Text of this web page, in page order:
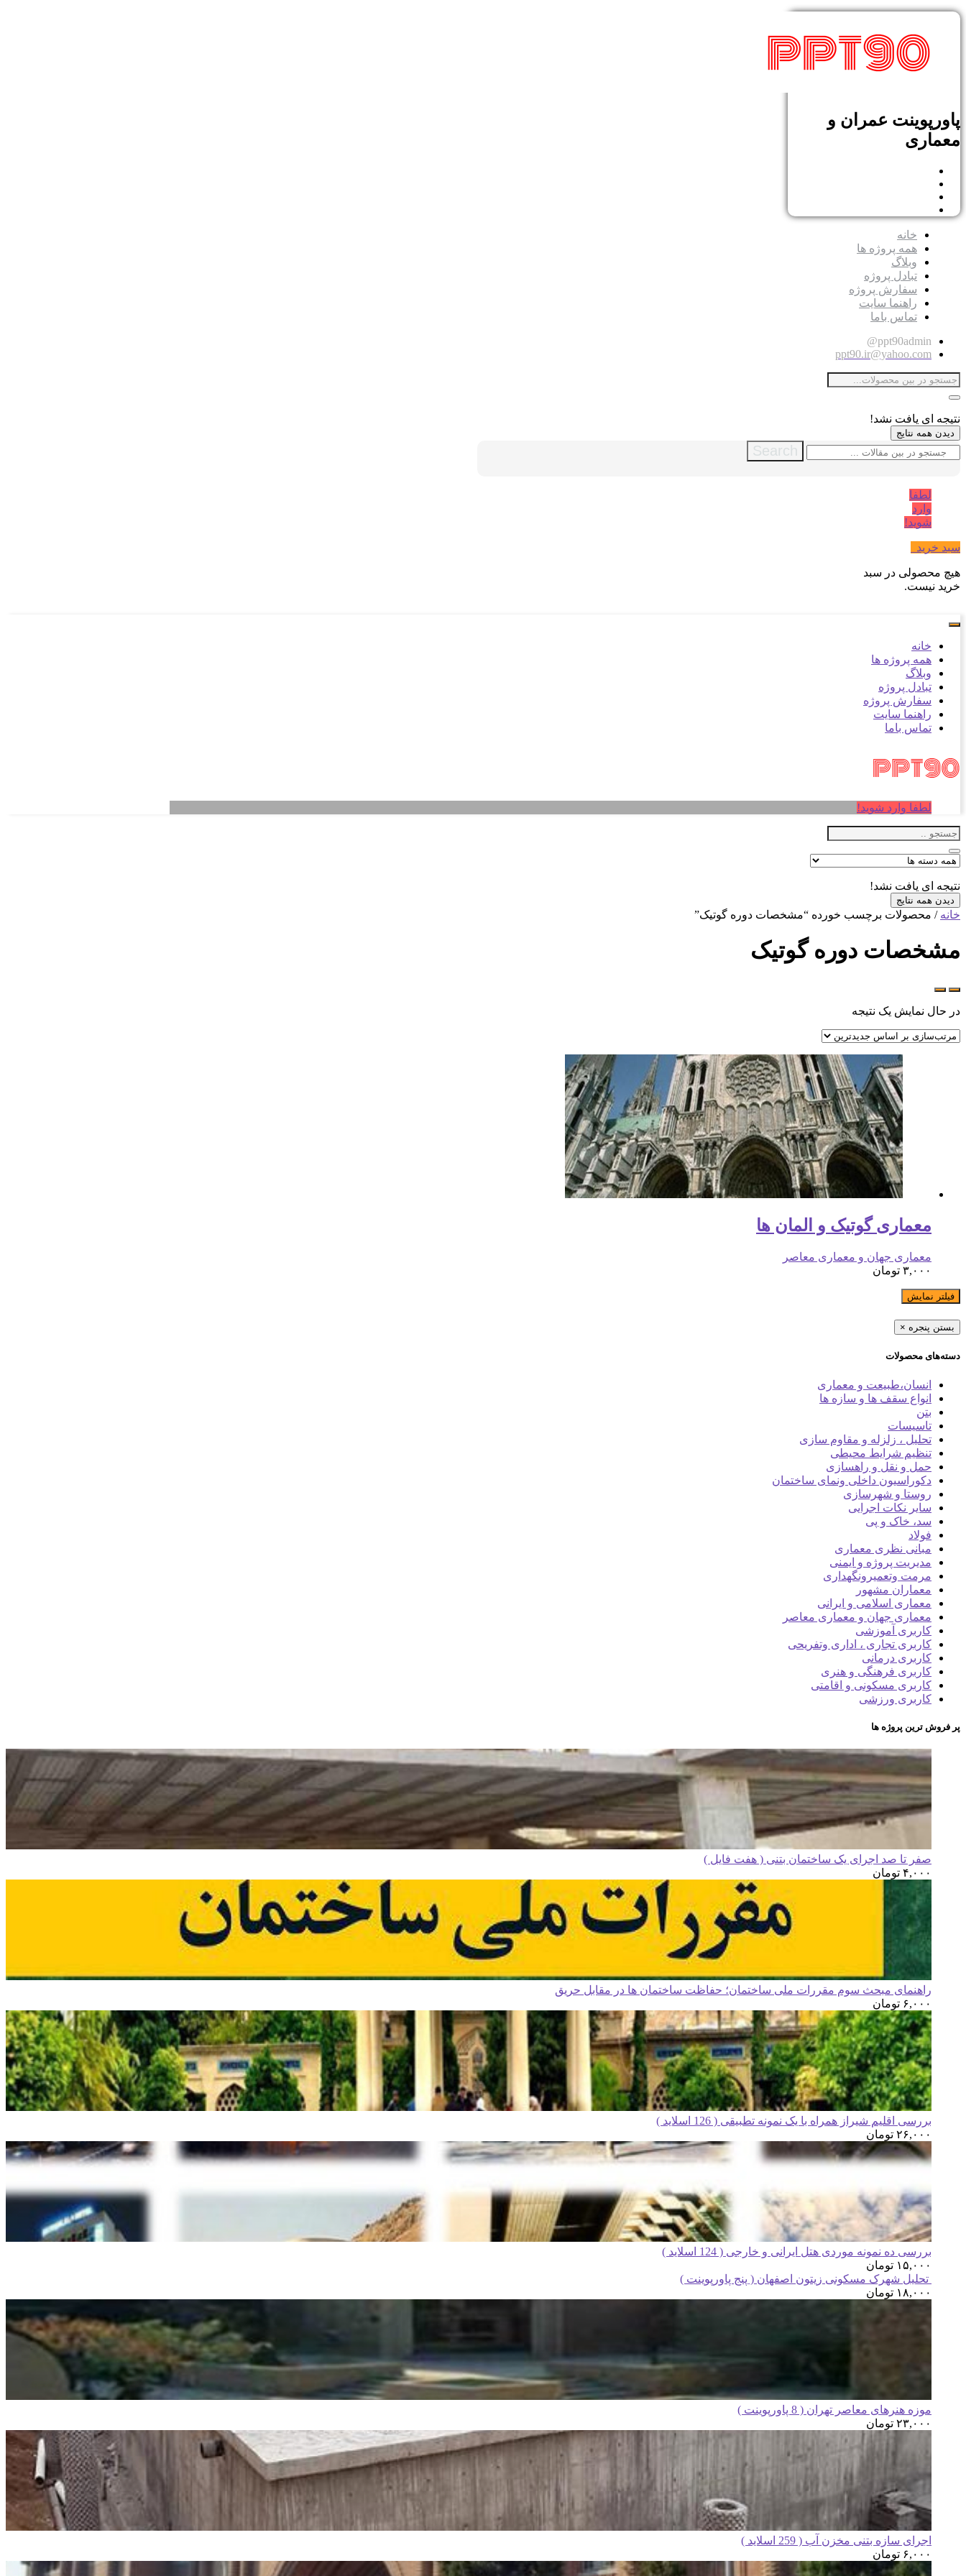
پاورپوینت عمران و
معماری
خانه
همه پروژه ها
وبلاگ
تبادل پروژه
سفارش پروژه
راهنما سایت
تماس باما
ppt90admin@
ppt90.ir@yahoo.com
نتیجه ای یافت نشد!
دیدن همه نتایج
Search
لطفا
وارد
شوید!
سبد خرید
هیچ محصولی در سبد
خرید نیست.
خانه
همه پروژه ها
وبلاگ
تبادل پروژه
سفارش پروژه
راهنما سایت
تماس باما
لطفا وارد شوید!
نتیجه ای یافت نشد!
دیدن همه نتایج
خانه / محصولات برچسب خورده “مشخصات دوره گوتیک”
مشخصات دوره گوتیک
در حال نمایش یک نتیجه
معماری گوتیک و المان ها
معماری جهان و معماری معاصر
۳,۰۰۰ تومان
فیلتر نمایش
بستن پنجره ×
دسته‌های محصولات
انسان،طبیعت و معماری
انواع سقف ها و سازه ها
بتن
تاسیسات
تحلیل ، زلزله و مقاوم سازی
تنظیم شرایط محیطی
حمل و نقل و راهسازی
دکوراسیون داخلی ونمای ساختمان
روستا و شهرسازی
سایر نکات اجرایی
سد، خاک و پی
فولاد
مبانی نظری معماری
مدیریت پروژه و ایمنی
مرمت وتعمیرونگهداری
معماران مشهور
معماری اسلامی و ایرانی
معماری جهان و معماری معاصر
کاربری آموزشی
کاربری تجاری ، اداری وتفریحی
کاربری درمانی
کاربری فرهنگی و هنری
کاربری مسکونی و اقامتی
کاربری ورزشی
پر فروش ترین پروژه ها
صفر تا صد اجرای یک ساختمان بتنی ( هفت فایل )
۴,۰۰۰ تومان
راهنمای مبحث سوم مقررات ملی ساختمان؛ حفاظت ساختمان ها در مقابل حریق
۶,۰۰۰ تومان
بررسی اقلیم شیراز همراه با یک نمونه تطبیقی ( 126 اسلاید )
۲۶,۰۰۰ تومان
بررسی ده نمونه موردی هتل ایرانی و خارجی ( 124 اسلاید )
۱۵,۰۰۰ تومان
تحلیل شهرک مسکونی زیتون اصفهان ( پنج پاورپوینت )
۱۸,۰۰۰ تومان
موزه هنرهای معاصر تهران ( 8 پاورپوینت )
۲۳,۰۰۰ تومان
اجرای سازه بتنی مخزن آب ( 259 اسلاید )
۶,۰۰۰ تومان